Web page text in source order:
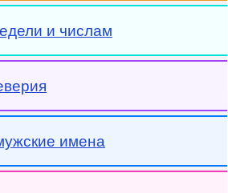
и числам
имена